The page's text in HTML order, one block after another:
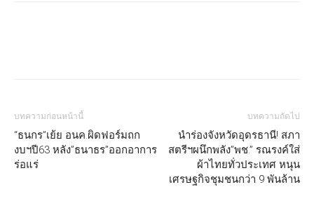
บทความก่อนหน้านี้
“ธนกร”เย้ย อนค.ผิดฟอร์มถก
งบฯปี63 หลัง”ธนาธร”ออกอาการ
ร่อแร่
บทความถัดไป
นำร่องจังหวัดอุดรธานี! สภา
สตรีฯผนึกพลัง”พช.” รณรงค์ใส่
ผ้าไทยทั่วประเทศ หนุน
เศรษฐกิจชุมชนกว่า 9 พันล้าน